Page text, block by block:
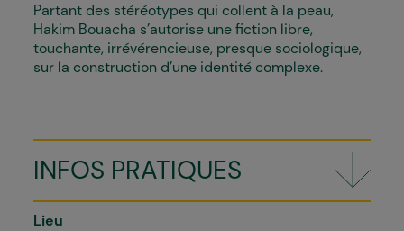
INFOS PRATIQUES
Lieu
Partant des stéréotypes qui collent à la peau,
Hakim Bouacha s’autorise une fiction libre,
touchante, irrévérencieuse, presque sociologique,
sur la construction d’une identité complexe.